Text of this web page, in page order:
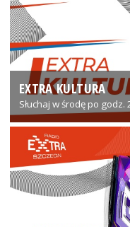
EXTRA KULTURA
Słuchaj w środę po godz.